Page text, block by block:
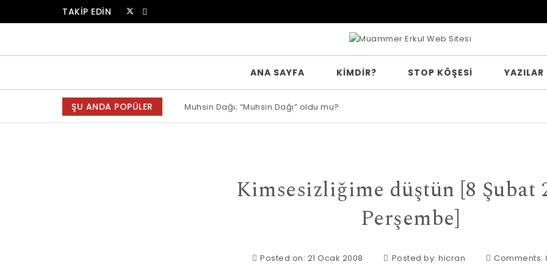
Skip to contentTAKİP EDİN
ANA SAYFA KİMDİR? STOP KÖŞESI YAZILAR
ŞU ANDA POPÜLER Muhsin Dağı; “Muhsin Dağı” oldu mu?
Allah bir, dese sözüne inanır mısın?
Kimsesizliğime düştün [8 Şubat
Perşembe]
Posted on: 21 Ocak 2008 Posted by: hicran Comments: